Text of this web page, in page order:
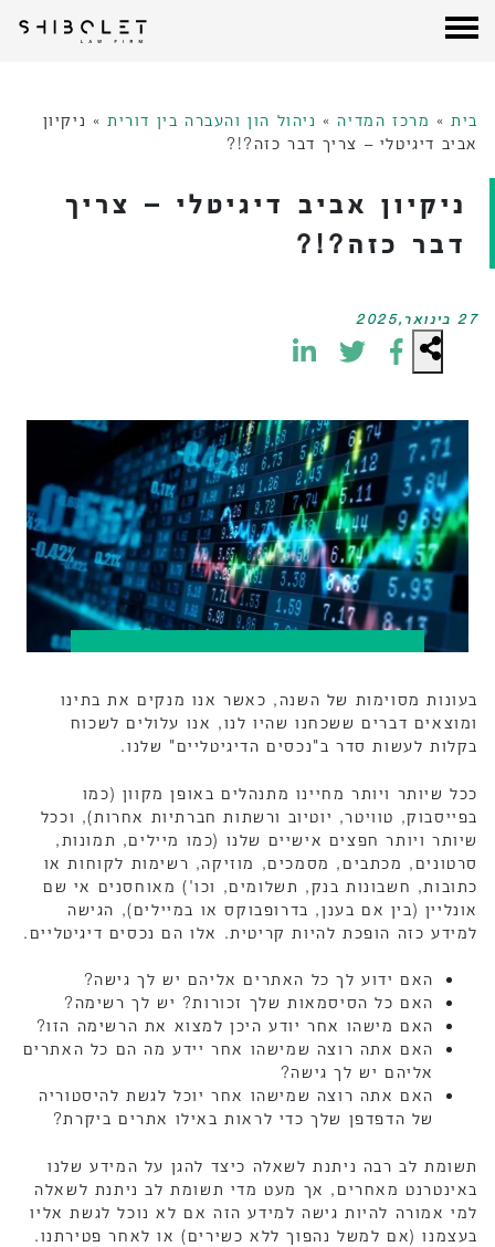
בית » מרכז המדיה» ניהול הון והעברה בין דורית » ניקיון
אביב דיגיטלי – צריך דבר כזה?!?
ניקיון אביב דיגיטלי – צריך
דבר כזה?!?
27 בינואר,2025
בעונות מסוימות של השנה, כאשר אנו מנקים את בתינו
ומוצאים דברים ששכחנו שהיו לנו, אנו עלולים לשכוח
בקלות לעשות סדר ב"נכסים הדיגיטליים" שלנו.
ככל שיותר ויותר מחיינו מתנהלים באופן מקוון (כמו
בפייסבוק, טוויטר, יוטיוב ורשתות חברתיות אחרות), וככל
שיותר ויותר חפצים אישיים שלנו (כמו מיילים, תמונות,
סרטונים, מכתבים, מסמכים, מוזיקה, רשימות לקוחות או
כתובות, חשבונות בנק, תשלומים, וכו') מאוחסנים אי שם
אונליין (בין אם בענן, בדרופבוקס או במיילים), הגישה
למידע כזה הופכת להיות קריטית. אלו הם נכסים דיגיטליים.
האם ידוע לך כל האתרים אליהם יש לך גישה?
האם כל הסיסמאות שלך זכורות? יש לך רשימה?
האם מישהו אחר יודע היכן למצוא את הרשימה הזו?
האם אתה רוצה שמישהו אחר יידע מה הם כל האתרים
אליהם יש לך גישה?
האם אתה רוצה שמישהו אחר יוכל לגשת להיסטוריה
של הדפדפן שלך כדי לראות באילו אתרים ביקרת?
תשומת לב רבה ניתנת לשאלה כיצד להגן על המידע שלנו
באינטרנט מאחרים, אך מעט מדי תשומת לב ניתנת לשאלה
למי אמורה להיות גישה למידע הזה אם לא נוכל לגשת אליו
בעצמנו (אם למשל נהפוך ללא כשירים) או לאחר פטירתנו.